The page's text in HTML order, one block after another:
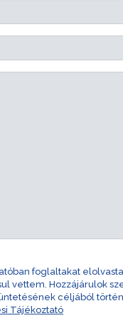
foglaltakat
vettem. Hozzájárulok
céljából
Tájékoztató